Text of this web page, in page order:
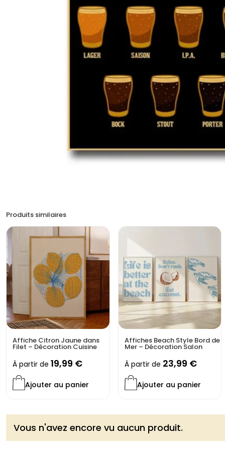
Produits similaires
Affiche Citron Jaune dans
Filet – Décoration Cuisine
À partir de 19,99 €
Ajouter au panier
Affiches Beach Style Bord de
Mer – Décoration Salon
À partir de 23,99 €
Ajouter au panier
Vous n'avez encore vu aucun produit.